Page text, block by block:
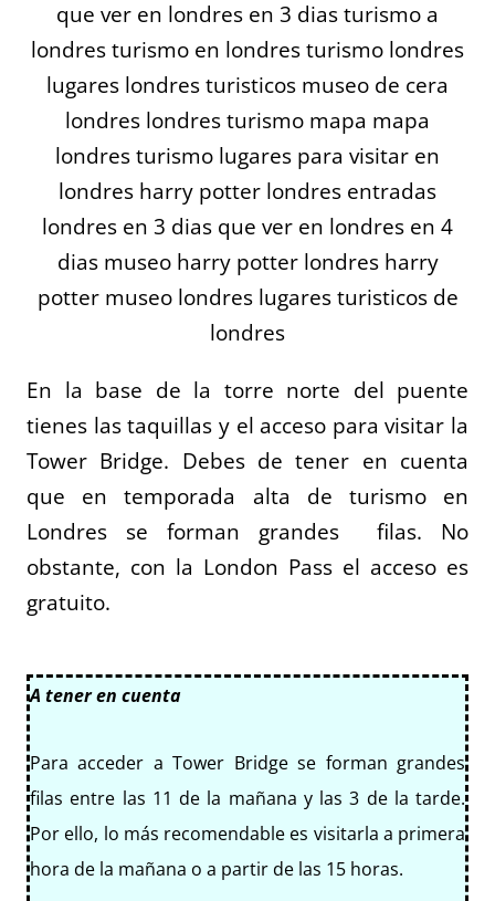
En la base de la torre norte del puente
tienes las taquillas y el acceso para visitar la
Tower Bridge. Debes de tener en cuenta
que en temporada alta de turismo en
Londres se forman grandes filas. No
obstante, con la London Pass el acceso es
gratuito.
A tener en cuenta
Para acceder a Tower Bridge se forman grandes
filas entre las 11 de la mañana y las 3 de la tarde.
Por ello, lo más recomendable es visitarla a primera
hora de la mañana o a partir de las 15 horas.